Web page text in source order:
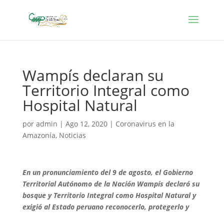
Wampís declaran su
Territorio Integral como
Hospital Natural
por admin | Ago 12, 2020| Coronavirus en la
Amazonía, Noticias
En un pronunciamiento del 9 de agosto, el Gobierno
Territorial Autónomo de la Nación Wampís declaró su
bosque y Territorio Integral como Hospital Natural y
exigió al Estado peruano reconocerlo, protegerlo y